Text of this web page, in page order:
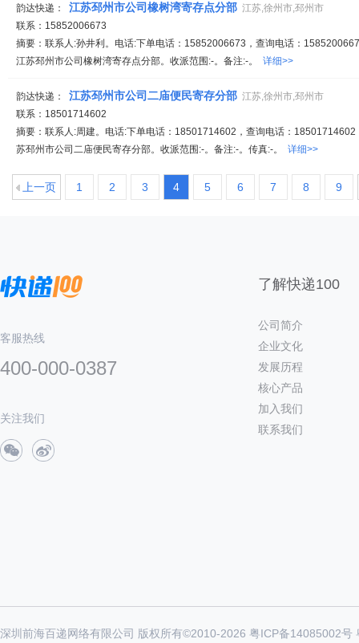
韵达快递： 江苏邳州市公司橡树湾寄存点分部 江苏,徐州市,邳州市
联系：15852006673
摘要：联系人:孙井利。电话:下单电话：15852006673，查询电话：
江苏邳州市公司橡树湾寄存点分部。收派范围:-。备注:-。 详细>>
韵达快递： 江苏邳州市公司二庙便民寄存分部 江苏,徐州市,邳州市
联系：18501714602
摘要：联系人:周建。电话:下单电话：18501714602，查询电话：
苏邳州市公司二庙便民寄存分部。收派范围:-。备注:-。传真:-。 详细>>
上一页 1 2 3 4 5 6 7 8 9
客服热线
400-000-0387
关注我们
了解快递100
公司简介
企业文化
发展历程
核心产品
加入我们
联系我们
深圳前海百递网络有限公司 版权所有©2010-2026 粤ICP备14085002号